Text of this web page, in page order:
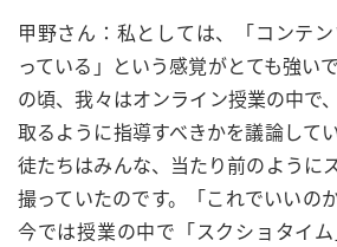
甲野さん：私としては、「コンテ
っている」という感覚がとても強い
の頃、我々はオンライン授業の中で
取るように指導すべきかを議論して
徒たちはみんな、当たり前のように
撮っていたのです。「これでいいの
今では授業の中で「スクショタイ